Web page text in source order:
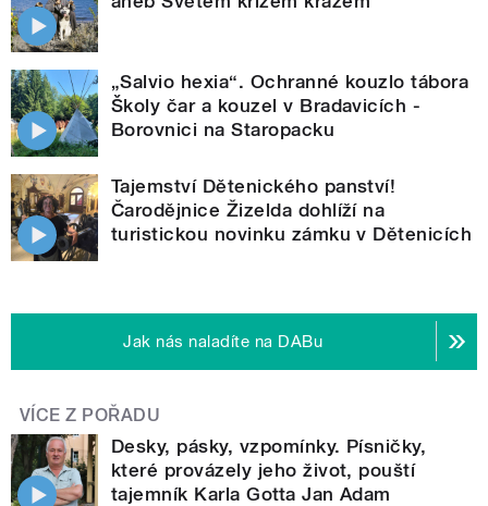
„Salvio hexia“. Ochranné kouzlo tábora
Školy čar a kouzel v Bradavicích -
Borovnici na Staropacku
Tajemství Dětenického panství!
Čarodějnice Žizelda dohlíží na
turistickou novinku zámku v Dětenicích
Jak nás naladíte na DABu
VÍCE Z POŘADU
Desky, pásky, vzpomínky. Písničky,
které provázely jeho život, pouští
tajemník Karla Gotta Jan Adam